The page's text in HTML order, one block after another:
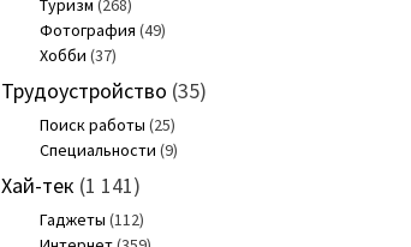
Туризм (268)
Фотография (49)
Хобби (37)
Трудоустройство (35)
Поиск работы (25)
Специальности (9)
Хай-тек (1 141)
Гаджеты (112)